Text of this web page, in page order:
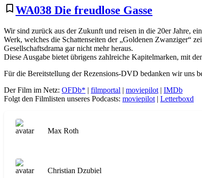
Afgrunden
bookmark_border WA038 Die freudlose Gasse
Wir sind zurück aus der Zukunft und reisen in die 20er Jahre,
Werk, welches die Schattenseiten der „Goldenen Zwanziger“
Gesellschaftsdrama gar nicht mehr heraus.
Diese Ausgabe bietet übrigens zahlreiche Kapitelmarken, mit
Für die Bereitstellung der Rezensions-DVD bedanken wir uns
Der Film im Netz: OFDb* | filmportal | moviepilot | IMDb
Folgt den Filmlisten unseres Podcasts: moviepilot | Letterboxd
Max Roth
Christian Dzubiel